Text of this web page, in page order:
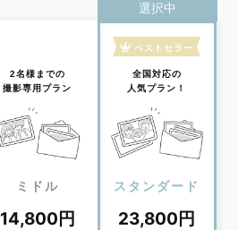
2名様までの
撮影専用プラン
ミドル
14,800円
選択中
ベストセラー
全国対応の
人気プラン！
スタンダード
23,800円